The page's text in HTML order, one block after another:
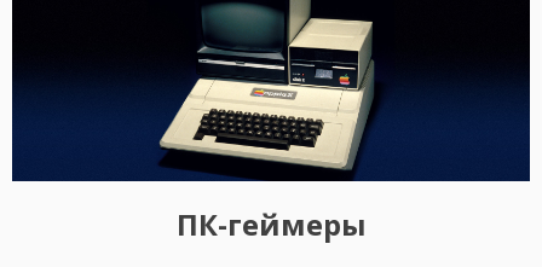
ПК-геймеры